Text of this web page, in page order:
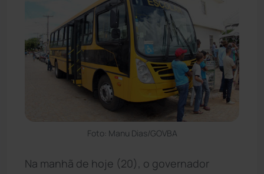
Foto: Manu Dias/GOVBA
Na manhã de hoje (20), o governador